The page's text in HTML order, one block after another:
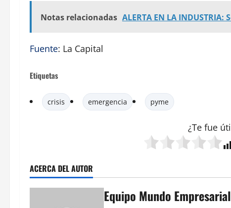
Notas relacionadas ALERTA EN LA
Fuente: La Capital
Etiquetas
crisis emergencia pyme
¿Te fue
ACERCA DEL AUTOR
Equipo Mundo Empresarial